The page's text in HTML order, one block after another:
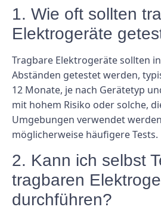
1. Wie oft sollten
Elektrogeräte
Tragbare Elektrogeräte sollten
Abständen getestet werden,
12 Monate, je nach Gerätetyp
mit hohem Risiko oder solche,
Umgebungen verwendet
möglicherweise häufigere Tests.
2. Kann ich selbst
tragbaren
durchführen?